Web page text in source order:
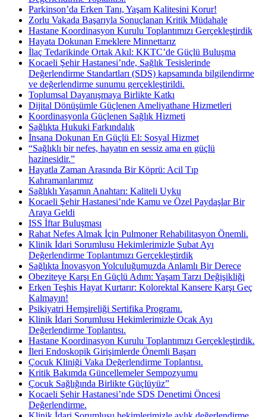
Parkinson’da Erken Tanı, Yaşam Kalitesini Korur!
Zorlu Vakada Başarıyla Sonuçlanan Kritik Müdahale
Hastane Koordinasyon Kurulu Toplantımızı Gerçekleştirdik
Hayata Dokunan Emeklere Minnettarız
İlaç Tedarikinde Ortak Akıl: KKTC’de Güçlü Buluşma
Kocaeli Şehir Hastanesi’nde, Sağlık Tesislerinde
Değerlendirme Standartları (SDS) kapsamında bilgilendirme
ve değerlendirme sunumu gerçekleştirildi.
Toplumsal Dayanışmaya Birlikte Katkı
Dijital Dönüşümle Güçlenen Ameliyathane Hizmetleri
Koordinasyonla Güçlenen Sağlık Hizmeti
Sağlıkta Hukuki Farkındalık
İnsana Dokunan En Güçlü El: Sosyal Hizmet
“Sağlıklı bir nefes, hayatın en sessiz ama en güçlü
hazinesidir.”
Hayatla Zaman Arasında Bir Köprü: Acil Tıp
Kahramanlarımız
Sağlıklı Yaşamın Anahtarı: Kaliteli Uyku
Kocaeli Şehir Hastanesi’nde Kamu ve Özel Paydaşlar Bir
Araya Geldi
ISS İftar Buluşması
Rahat Nefes Almak İçin Pulmoner Rehabilitasyon Önemli.
Klinik İdari Sorumlusu Hekimlerimizle Şubat Ayı
Değerlendirme Toplantımızı Gerçekleştirdik
Sağlıkta İnovasyon Yolculuğumuzda Anlamlı Bir Derece
Obeziteye Karşı En Güçlü Adım: Yaşam Tarzı Değişikliği
Erken Teşhis Hayat Kurtarır: Kolorektal Kansere Karşı Geç
Kalmayın!
Psikiyatri Hemşireliği Sertifika Programı.
Klinik İdari Sorumlusu Hekimlerimizle Ocak Ayı
Değerlendirme Toplantısı.
Hastane Koordinasyon Kurulu Toplantımızı Gerçekleştirdik.
İleri Endoskopik Girişimlerde Önemli Başarı
Çocuk Kliniği Vaka Değerlendirme Toplantısı.
Kritik Bakımda Güncellemeler Sempozyumu
Çocuk Sağlığında Birlikte Güçlüyüz”
Kocaeli Şehir Hastanesi’nde SDS Denetimi Öncesi
Değerlendirme.